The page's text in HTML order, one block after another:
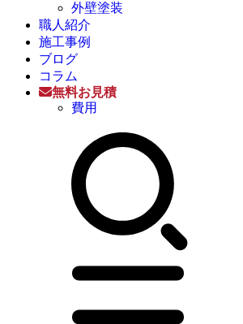
外壁塗装
職人紹介
施工事例
ブログ
コラム
無料お見積
費用